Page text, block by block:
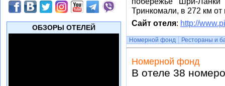
Тринкомали, в 272 км
Сайт отеля: http://
Номерной фонд Рестораны и
Номерной фонд
В отеле 38
ОБЗОРЫ ОТЕЛЕЙ